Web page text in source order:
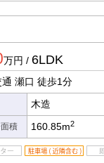
万円 / 6LDK
瀬口 徒歩1分
木造
積 160.85m2